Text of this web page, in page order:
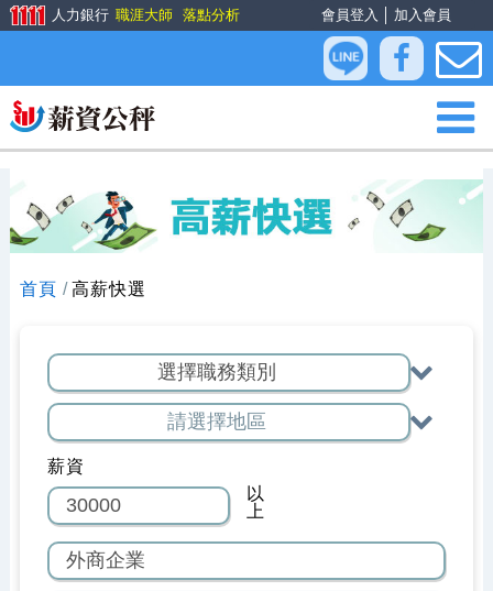
會員登入 加入會員
人力銀行 職涯大師 落點分析
首頁 高薪快選
薪資
以
上